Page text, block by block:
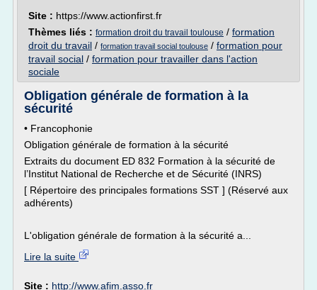
Site : https://www.actionfirst.fr
Thèmes liés : formation droit du travail toulouse / formation
droit du travail / formation travail social toulouse / formation pour
travail social / formation pour travailler dans l'action
sociale
Obligation générale de formation à la
sécurité
• Francophonie
Obligation générale de formation à la sécurité
Extraits du document ED 832 Formation à la sécurité de
l’Institut National de Recherche et de Sécurité (INRS)
[ Répertoire des principales formations SST ] (Réservé aux
adhérents)
L'obligation générale de formation à la sécurité a...
Lire la suite
Site : http://www.afim.asso.fr